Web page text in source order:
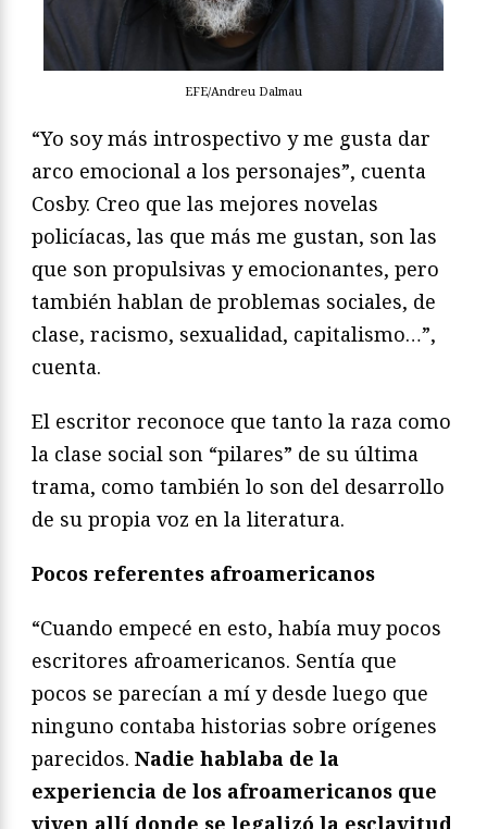
EFE/Andreu Dalmau
“Yo soy más introspectivo y me gusta dar
arco emocional a los personajes”, cuenta
Cosby. Creo que las mejores novelas
policíacas, las que más me gustan, son las
que son propulsivas y emocionantes, pero
también hablan de problemas sociales, de
clase, racismo, sexualidad, capitalismo…”,
cuenta.
El escritor reconoce que tanto la raza como
la clase social son “pilares” de su última
trama, como también lo son del desarrollo
de su propia voz en la literatura.
Pocos referentes afroamericanos
“Cuando empecé en esto, había muy pocos
escritores afroamericanos. Sentía que
pocos se parecían a mí y desde luego que
ninguno contaba historias sobre orígenes
parecidos. Nadie hablaba de la
experiencia de los afroamericanos que
viven allí donde se legalizó la esclavitud